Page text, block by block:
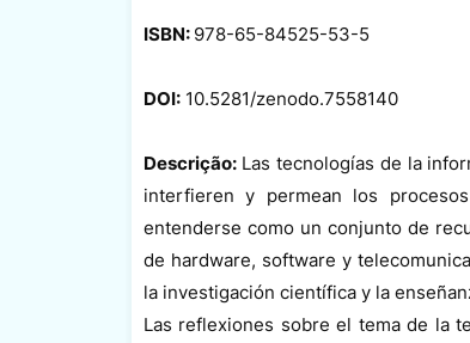
ISBN: 978-65-84525-53-5
DOI:10.5281/zenodo.7558140
Descrição:Las tecnologías de la
interfieren y permean los
entenderse como un conjunto de
de hardware, software y
la investigación científica y la
Las reflexiones sobre el tema de la